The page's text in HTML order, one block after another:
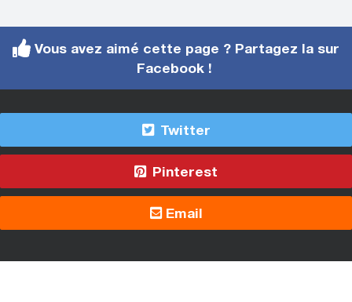
Vous avez aimé cette page ? Partagez la sur
Facebook !
Twitter
Pinterest
Email